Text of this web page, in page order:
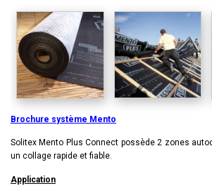
Brochure système Mento
Solitex Mento Plus Connect possède 2 zones
un col­lage rap­ide et fiable.
Application